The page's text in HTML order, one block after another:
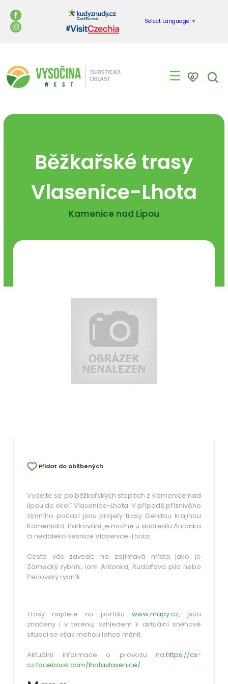
Select Language ▼
☰ 0
Běžkařské trasy
Vlasenice-Lhota
Kamenice nad Lipou
Přidat do oblíbených
Vydejte se po běžkařských stopách z Kamenice nad
lipou do okolí Vlasenice-Lhota. V případě příznivého
zimního počasí jsou projety trasy členitou krajinou
Kamenicka. Parkování je možné u skiareálu Antonka
či nedaleko vesnice Vlásenice-Lhota.
Cesta vás zavede na zajímavá místa jako je
Zámecký rybník, lom Antonka, Rudolfova pila nebo
Pecovský rybník.
Trasy najdete na portálu www.mapy.cz, jsou
značeny i v terénu, vzhledem k aktuální sněhové
situaci se však mohou lehce měnit.
Aktuální informace o provozu na:https://cs-
cz.facebook.com/lhotavlasenice/